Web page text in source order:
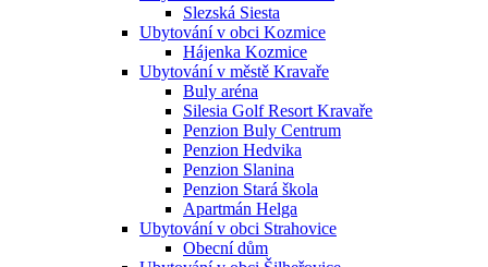
Slezská Siesta
Ubytování v obci Kozmice
Hájenka Kozmice
Ubytování v městě Kravaře
Buly aréna
Silesia Golf Resort Kravaře
Penzion Buly Centrum
Penzion Hedvika
Penzion Slanina
Penzion Stará škola
Apartmán Helga
Ubytování v obci Strahovice
Obecní dům